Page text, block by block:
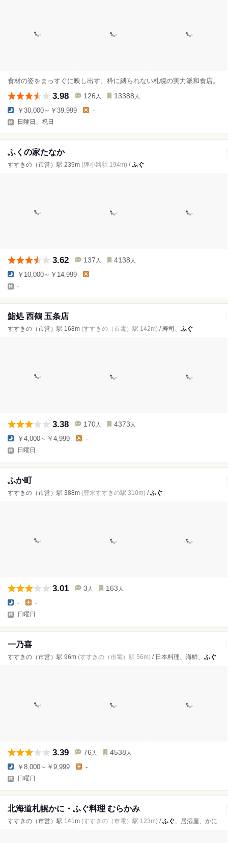
食材の姿をまっすぐに映し出す、枠に縛られない札幌の実力派和食店。
3.98 126 人 13388 人
￥30,000～￥39,999 -
日曜日、祝日
ふくの家たなか
すすきの（市営）駅 239m (狸小路駅 194m) /ふぐ
3.62 137 人 4138 人
￥10,000～￥14,999 -
-
鮨処 西鶴 五条店
すすきの（市営）駅 168m (すすきの（市電）駅 142m) / 寿司、 ふぐ
3.38 170 人 4373 人
￥4,000～￥4,999 -
日曜日
ふか町
すすきの（市営）駅 388m (豊水すすきの駅 310m) /ふぐ
3.01 3 人 163 人
- -
日曜日
一乃喜
すすきの（市営）駅 96m (すすきの（市電）駅 56m) / 日本料理、海鮮、 ふぐ
3.39 76 人 4538 人
￥8,000～￥9,999 -
日曜日
北海道札幌かに・ふぐ料理 むらかみ
すすきの（市営）駅 141m (すすきの（市電）駅 123m) /ふぐ、居酒屋、かに